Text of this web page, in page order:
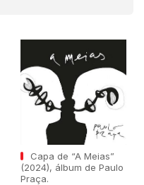
Capa de “A Meias”
(2024), álbum de Paulo
Praça.